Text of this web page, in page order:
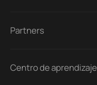
Partners
Centro de aprendizaje